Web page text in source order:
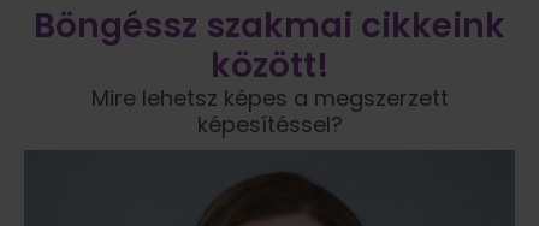
Böngéssz szakmai cikkeink
között!
Mire lehetsz képes a megszerzett
képesítéssel?